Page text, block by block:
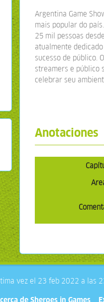
Argentina Game
mais popular do
25 mil pessoas
atualmente
sucesso de público.
streamers e público
celebrar seu
Anotaciones
vez el 23 feb 2022 a las
de Sheroes in Games